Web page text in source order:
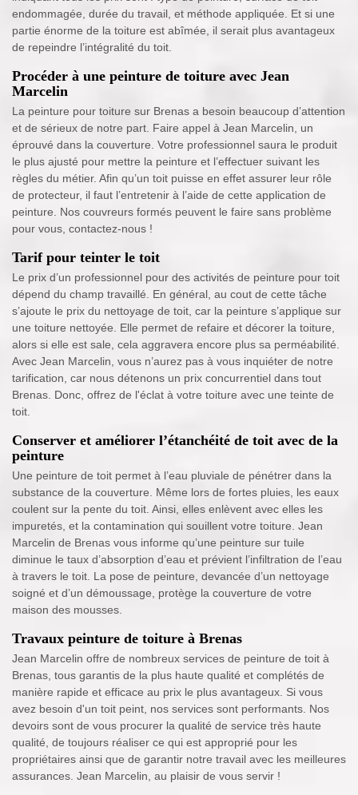
endommagée, durée du travail, et méthode appliquée. Et si une
partie énorme de la toiture est abîmée, il serait plus avantageux
de repeindre l’intégralité du toit.
Procéder à une peinture de toiture avec Jean
Marcelin
La peinture pour toiture sur Brenas a besoin beaucoup d’attention
et de sérieux de notre part. Faire appel à Jean Marcelin, un
éprouvé dans la couverture. Votre professionnel saura le produit
le plus ajusté pour mettre la peinture et l’effectuer suivant les
règles du métier. Afin qu’un toit puisse en effet assurer leur rôle
de protecteur, il faut l’entretenir à l’aide de cette application de
peinture. Nos couvreurs formés peuvent le faire sans problème
pour vous, contactez-nous !
Tarif pour teinter le toit
Le prix d’un professionnel pour des activités de peinture pour toit
dépend du champ travaillé. En général, au cout de cette tâche
s’ajoute le prix du nettoyage de toit, car la peinture s’applique sur
une toiture nettoyée. Elle permet de refaire et décorer la toiture,
alors si elle est sale, cela aggravera encore plus sa perméabilité.
Avec Jean Marcelin, vous n’aurez pas à vous inquiéter de notre
tarification, car nous détenons un prix concurrentiel dans tout
Brenas. Donc, offrez de l'éclat à votre toiture avec une teinte de
toit.
Conserver et améliorer l’étanchéité de toit avec de la
peinture
Une peinture de toit permet à l’eau pluviale de pénétrer dans la
substance de la couverture. Même lors de fortes pluies, les eaux
coulent sur la pente du toit. Ainsi, elles enlèvent avec elles les
impuretés, et la contamination qui souillent votre toiture. Jean
Marcelin de Brenas vous informe qu’une peinture sur tuile
diminue le taux d’absorption d’eau et prévient l’infiltration de l’eau
à travers le toit. La pose de peinture, devancée d’un nettoyage
soigné et d’un démoussage, protège la couverture de votre
maison des mousses.
Travaux peinture de toiture à Brenas
Jean Marcelin offre de nombreux services de peinture de toit à
Brenas, tous garantis de la plus haute qualité et complétés de
manière rapide et efficace au prix le plus avantageux. Si vous
avez besoin d'un toit peint, nos services sont performants. Nos
devoirs sont de vous procurer la qualité de service très haute
qualité, de toujours réaliser ce qui est approprié pour les
propriétaires ainsi que de garantir notre travail avec les meilleures
assurances. Jean Marcelin, au plaisir de vous servir !